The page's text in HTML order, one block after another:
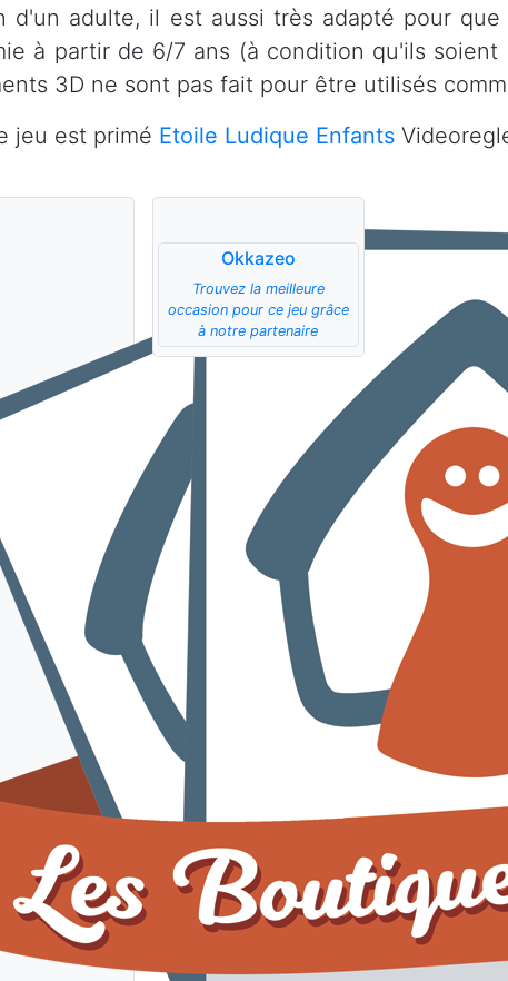
d'un adulte, il est aussi très adapté pour
à partir de 6/7 ans (à condition qu'ils
3D ne sont pas fait pour être utilisés
jeu est primé Etoile Ludique Enfants
Okkazeo
Trouvez la meilleure
occasion pour ce jeu grâce
à notre partenaire